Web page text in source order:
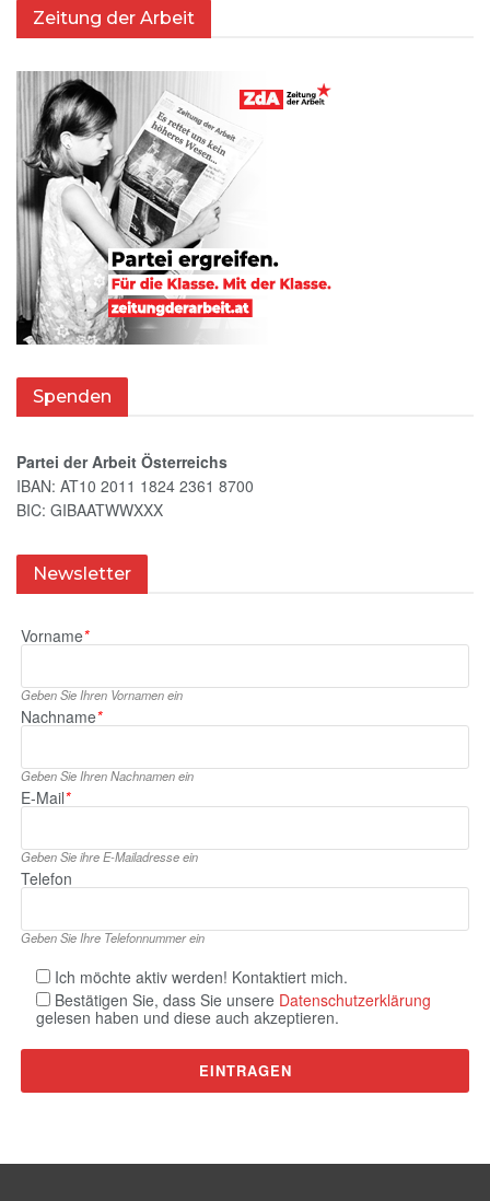
Zeitung der Arbeit
Spenden
Partei der Arbeit Österreichs
IBAN: AT10 2011 1824 2361 8700
BIC: GIBAATWWXXX
Newsletter
Vorname*
Geben Sie Ihren Vornamen ein
Nachname*
Geben Sie Ihren Nachnamen ein
E‑Mail*
Geben Sie ihre E‑Mailadresse ein
Telefon
Geben Sie Ihre Telefonnummer ein
Ich möchte aktiv werden! Kontaktiert mich.
Bestätigen Sie, dass Sie unsere Datenschutzerklärung
gelesen haben und diese auch akzeptieren.